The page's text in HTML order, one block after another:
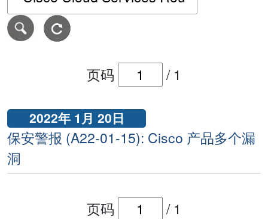
页码 / 1
2022年 1月 20日
保安警报 (A22-01-15): Cisco 产品多个漏
洞
页码 / 1